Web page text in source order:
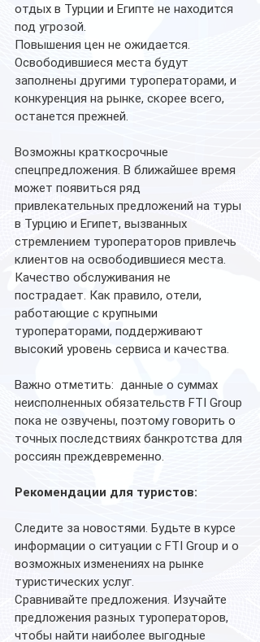
отдых в Турции и Египте не находится
под угрозой.
Повышения цен не ожидается.
Освободившиеся места будут
заполнены другими туроператорами, и
конкуренция на рынке, скорее всего,
останется прежней.
Возможны краткосрочные
спецпредложения. В ближайшее время
может появиться ряд
привлекательных предложений на туры
в Турцию и Египет, вызванных
стремлением туроператоров привлечь
клиентов на освободившиеся места.
Качество обслуживания не
пострадает. Как правило, отели,
работающие с крупными
туроператорами, поддерживают
высокий уровень сервиса и качества.
Важно отметить:  данные о суммах
неисполненных обязательств FTI Group
пока не озвучены, поэтому говорить о
точных последствиях банкротства для
россиян преждевременно.
Рекомендации для туристов:
Следите за новостями. Будьте в курсе
информации о ситуации с FTI Group и о
возможных изменениях на рынке
туристических услуг.
Сравнивайте предложения. Изучайте
предложения разных туроператоров,
чтобы найти наиболее выгодные